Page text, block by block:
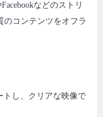
などのストリ
のコンテンツをオフラ
トし、クリアな映像で